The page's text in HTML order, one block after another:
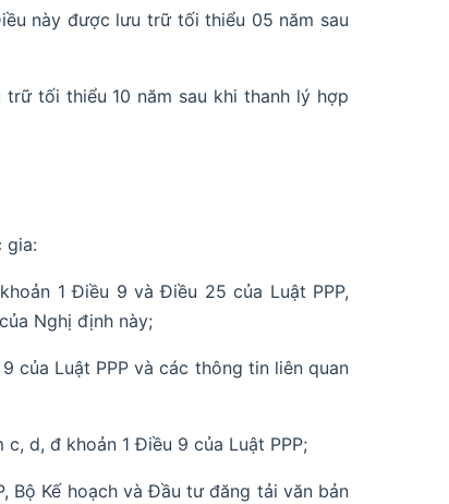
này được lưu trữ tối thiểu 05 năm sau
tối thiểu 10 năm sau khi thanh lý hợp
gia:
1 Điều 9 và Điều 25 của Luật PPP,
Nghị định này;
của Luật PPP và các thông tin liên quan
d, đ khoản 1 Điều 9 của Luật PPP;
Bộ Kế hoạch và Đầu tư đăng tải văn bản